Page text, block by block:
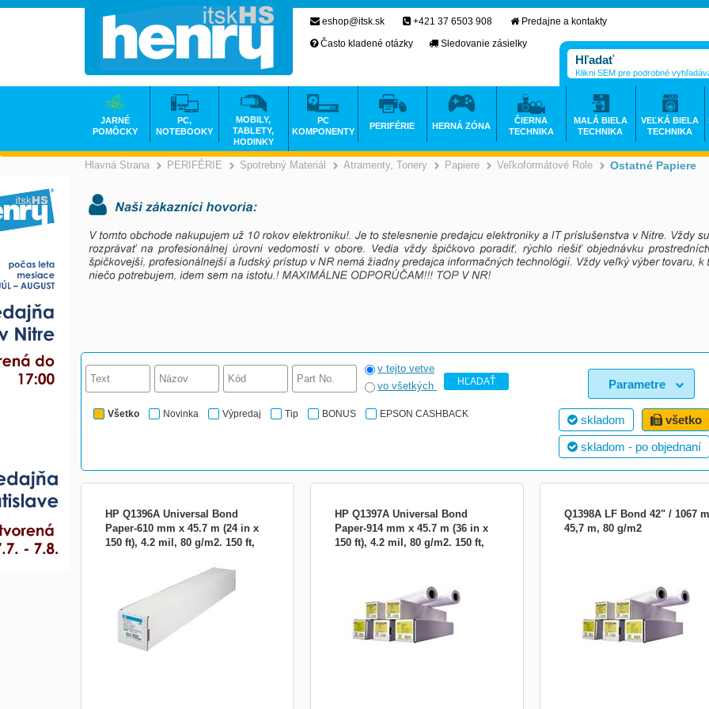
Hlavná Strana >
PERIFÉRIE >
Spotrebný Materiál >
Atramenty, Tonery >
Papiere >
Veľkoformátové Role >
Ostatné Papiere
skladom
všetko
skladom - po objednaní
Parametre
v tejto vetve
vo všetkých
HĽADAŤ
Všetko Novinka Výpredaj Tip BONUS EPSON CASHBACK
HP Q1396A Universal Bond
Paper-610 mm x 45.7 m (24 in x
150 ft), 4.2 mil, 80 g/m2. 150 ft,
g/m2 dle testovací normy ISO 536.
Univerzální papír HP Universal Inkjet Bond
Paper je úsporný papír na černobílé a
barevné výkresy. Ideální pro technické
aplikace vyžadující vy...
HP Q1397A Universal Bond
Paper-914 mm x 45.7 m (36 in x
150 ft), 4.2 mil, 80 g/m2. 150 ft,
farby. Pre použitie v HP Designjet 330,
350, 430, 450C, 455C, 488C, 500, 500PS,
700, 750C, 755C, 8...
Q1398A LF Bond 42" / 1067
45,7 m, 80 g/m2
farby. Pre použitie v HP Designjet 500,
500PS, 800, 800PS, 3000CP, 3500CP,
3800CP, 5000, 5500. Ro...
eshop@itsk.sk +421 37 6503 908
Predajne a kontakty
Často kladené otázky
Sledovanie zásielky
Klikni SEM pre podrobné
JARNÉ
POMÔCKY
PC,
NOTEBOOKY
MOBILY,
TABLETY,
HODINKY
PC
KOMPONENTY
PERIFÉRIE HERNÁ ZÓNA
ČIERNA
TECHNIKA
MALÁ BIELA
TECHNIKA
VEĽKÁ BIELA
TECHNIKA